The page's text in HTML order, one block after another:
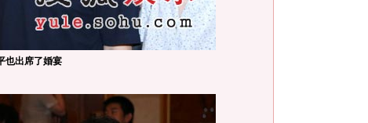
也出席了婚宴